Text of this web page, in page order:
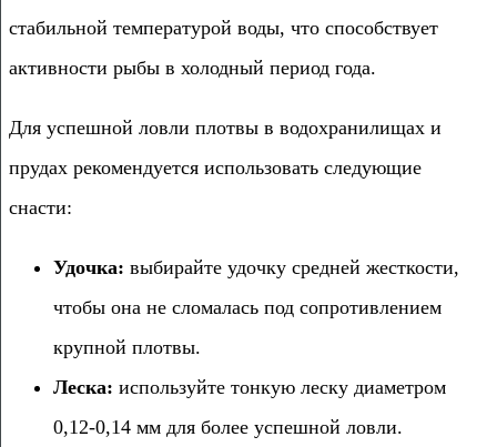
стабильной температурой воды, что способствует
активности рыбы в холодный период года.
Для успешной ловли плотвы в водохранилищах и
прудах рекомендуется использовать следующие
снасти:
Удочка: выбирайте удочку средней жесткости,
чтобы она не сломалась под сопротивлением
крупной плотвы.
Леска: используйте тонкую леску диаметром
0,12-0,14 мм для более успешной ловли.